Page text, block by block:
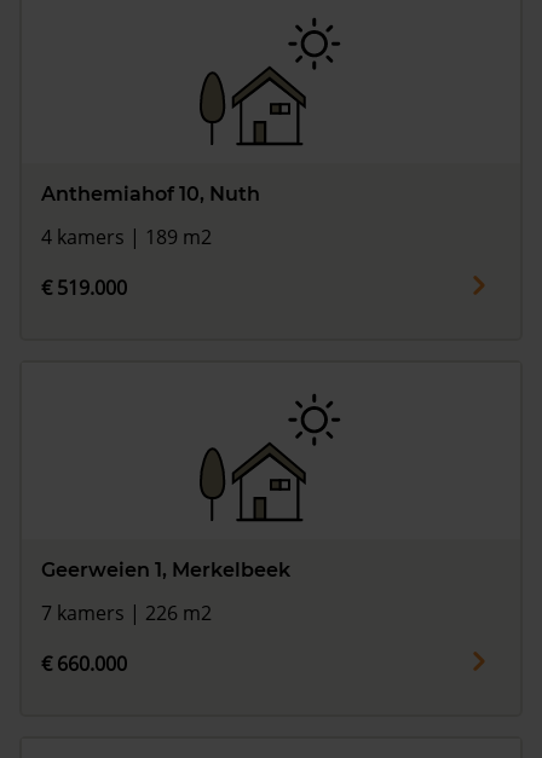
Anthemiahof 10, Nuth
4 kamers | 189 m2
€ 519.000
Geerweien 1, Merkelbeek
7 kamers | 226 m2
€ 660.000